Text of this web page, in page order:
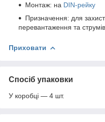
Монтаж: на DIN-рейку
Призначення: для
перевантаження та
Приховати
Спосіб упаковки
У коробці — 4 шт.